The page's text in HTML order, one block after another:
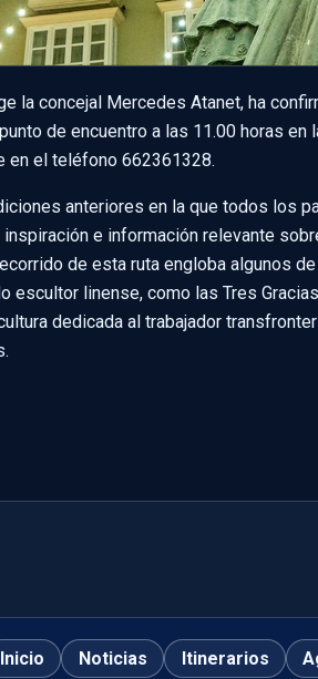
la concejal Mercedes Atanet, ha
de encuentro a las 11.00 horas
en el teléfono 662361328.
anteriores en la que todos los
e información relevante
de esta ruta engloba algunos
escultor linense, como las Tres
dedicada al trabajador
Inicio Noticias Itinerarios